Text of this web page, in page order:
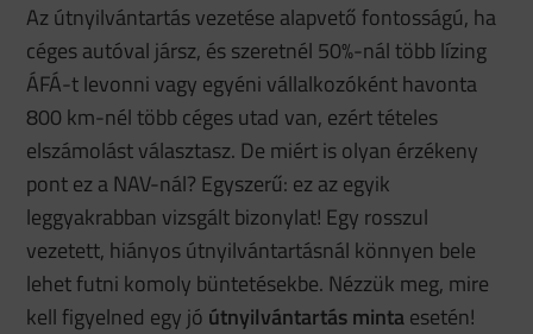
Az útnyilvántartás vezetése alapvető fontosságú, ha
céges autóval jársz, és szeretnél 50%-nál több lízing
ÁFÁ-t levonni vagy egyéni vállalkozóként havonta
800 km-nél több céges utad van, ezért tételes
elszámolást választasz. De miért is olyan érzékeny
pont ez a NAV-nál? Egyszerű: ez az egyik
leggyakrabban vizsgált bizonylat! Egy rosszul
vezetett, hiányos útnyilvántartásnál könnyen bele
lehet futni komoly büntetésekbe. Nézzük meg, mire
kell figyelned egy jó útnyilvántartás mintaesetén!